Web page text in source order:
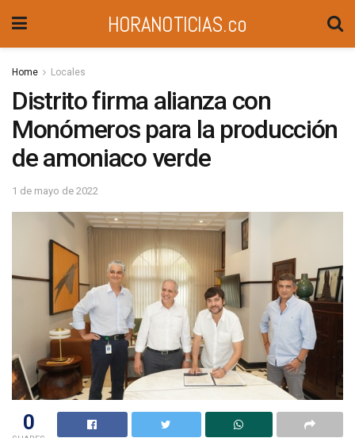
HORANOTICIAS.co
Home Locales
Distrito firma alianza con
Monómeros para la producción
de amoniaco verde
1 de mayo de 2022
0